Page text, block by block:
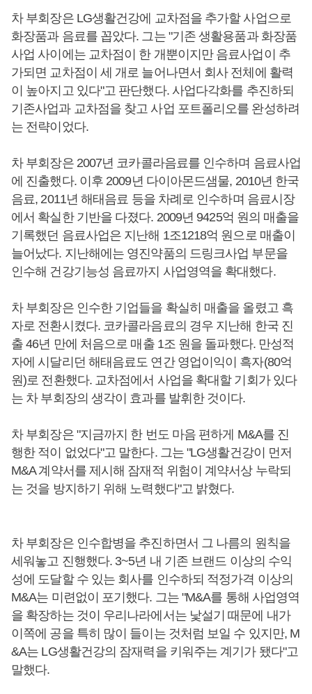
차 부회장은 LG생활건강에 교차점을 추가할 사업으로
화장품과 음료를 꼽았다. 그는 "기존 생활용품과 화장품
사업 사이에는 교차점이 한 개뿐이지만 음료사업이 추
가되면 교차점이 세 개로 늘어나면서 회사 전체에 활력
이 높아지고 있다"고 판단했다. 사업다각화를 추진하되
기존사업과 교차점을 찾고 사업 포트폴리오를 완성하려
는 전략이었다.
차 부회장은 2007년 코카콜라음료를 인수하며 음료사업
에 진출했다. 이후 2009년 다이아몬드샘물, 2010년 한국
음료, 2011년 해태음료 등을 차례로 인수하며 음료시장
에서 확실한 기반을 다졌다. 2009년 9425억 원의 매출을
기록했던 음료사업은 지난해 1조1218억 원으로 매출이
늘어났다. 지난해에는 영진약품의 드링크사업 부문을
인수해 건강기능성 음료까지 사업영역을 확대했다.
차 부회장은 인수한 기업들을 확실히 매출을 올렸고 흑
자로 전환시켰다. 코카콜라음료의 경우 지난해 한국 진
출 46년 만에 처음으로 매출 1조 원을 돌파했다. 만성적
자에 시달리던 해태음료도 연간 영업이익이 흑자(80억
원)로 전환했다. 교차점에서 사업을 확대할 기회가 있다
는 차 부회장의 생각이 효과를 발휘한 것이다.
차 부회장은 "지금까지 한 번도 마음 편하게 M&A를 진
행한 적이 없었다"고 말한다. 그는 "LG생활건강이 먼저
M&A 계약서를 제시해 잠재적 위험이 계약서상 누락되
는 것을 방지하기 위해 노력했다"고 밝혔다.
차 부회장은 인수합병을 추진하면서 그 나름의 원칙을
세워놓고 진행했다. 3~5년 내 기존 브랜드 이상의 수익
성에 도달할 수 있는 회사를 인수하되 적정가격 이상의
M&A는 미련없이 포기했다. 그는 "M&A를 통해 사업영역
을 확장하는 것이 우리나라에서는 낯설기 때문에 내가
이쪽에 공을 특히 많이 들이는 것처럼 보일 수 있지만, M
&A는 LG생활건강의 잠재력을 키워주는 계기가 됐다"고
말했다.